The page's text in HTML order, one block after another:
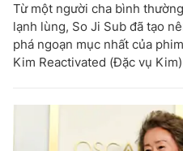
Từ một người cha bình
lạnh lùng, So Ji Sub đã tạo
phá ngoạn mục nhất của
Kim Reactivated (Đặc vụ